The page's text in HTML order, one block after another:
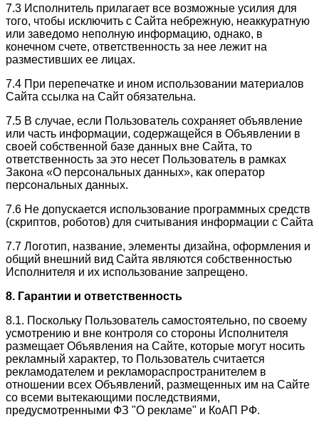
7.3 Исполнитель прилагает все возможные усилия для
того, чтобы исключить с Сайта небрежную, неаккуратную
или заведомо неполную информацию, однако, в
конечном счете, ответственность за нее лежит на
разместивших ее лицах.
7.4 При перепечатке и ином использовании материалов
Сайта ссылка на Сайт обязательна.
7.5 В случае, если Пользователь сохраняет объявление
или часть информации, содержащейся в Объявлении в
своей собственной базе данных вне Сайта, то
ответственность за это несет Пользователь в рамках
Закона «О персональных данных», как оператор
персональных данных.
7.6 Не допускается использование программных средств
(скриптов, роботов) для считывания информации с Сайта
7.7 Логотип, название, элементы дизайна, оформления и
общий внешний вид Сайта являются собственностью
Исполнителя и их использование запрещено.
8. Гарантии и ответственность
8.1. Поскольку Пользователь самостоятельно, по своему
усмотрению и вне контроля со стороны Исполнителя
размещает Объявления на Сайте, которые могут носить
рекламный характер, то Пользователь считается
рекламодателем и рекламораспространителем в
отношении всех Объявлений, размещенных им на Сайте
со всеми вытекающими последствиями,
предусмотренными ФЗ "О рекламе" и КоАП РФ.